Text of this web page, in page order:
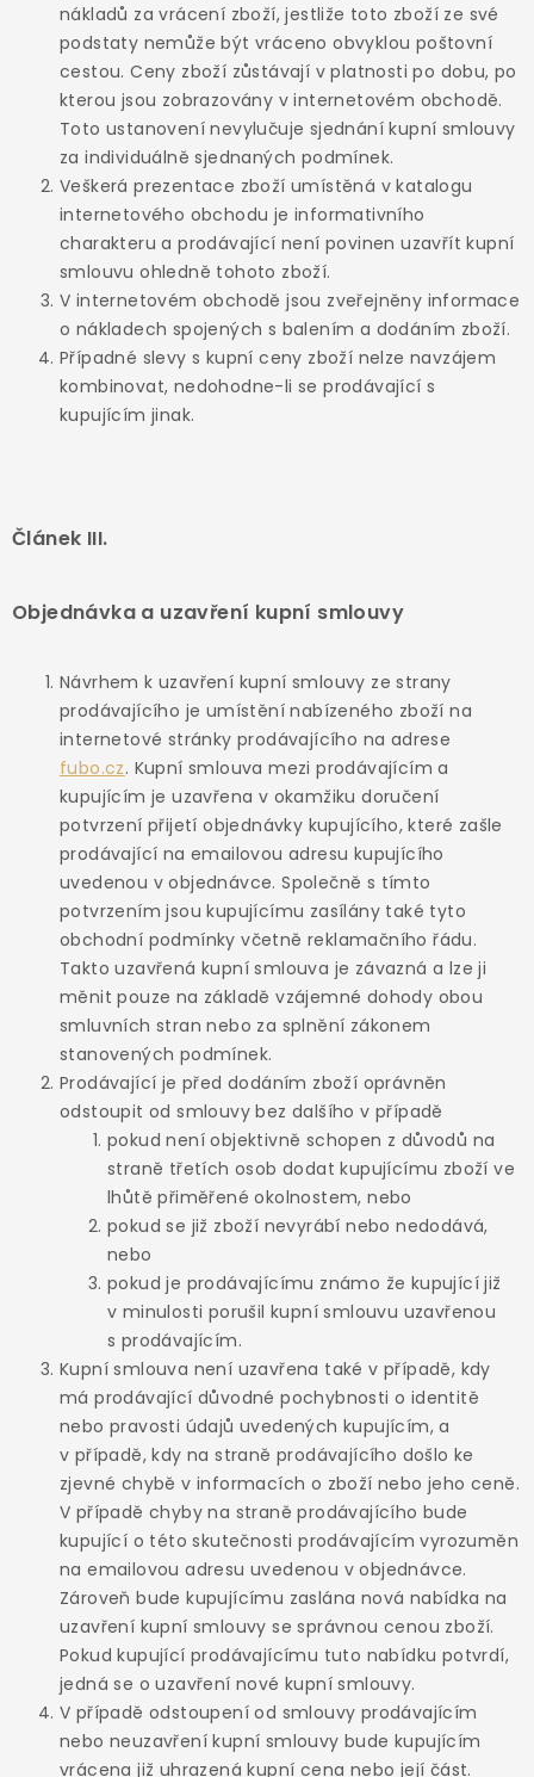
nákladů za vrácení zboží, jestliže toto zboží ze své
podstaty nemůže být vráceno obvyklou poštovní
cestou. Ceny zboží zůstávají v platnosti po dobu, po
kterou jsou zobrazovány v internetovém obchodě.
Toto ustanovení nevylučuje sjednání kupní smlouvy
za individuálně sjednaných podmínek.
Veškerá prezentace zboží umístěná v katalogu
internetového obchodu je informativního
charakteru a prodávající není povinen uzavřít kupní
smlouvu ohledně tohoto zboží.
V internetovém obchodě jsou zveřejněny informace
o nákladech spojených s balením a dodáním zboží.
Případné slevy s kupní ceny zboží nelze navzájem
kombinovat, nedohodne-li se prodávající s
kupujícím jinak.
Článek III.
Objednávka a uzavření kupní smlouvy
Návrhem k uzavření kupní smlouvy ze strany
prodávajícího je umístění nabízeného zboží na
internetové stránky prodávajícího na adrese
fubo.cz. Kupní smlouva mezi prodávajícím a
kupujícím je uzavřena v okamžiku doručení
potvrzení přijetí objednávky kupujícího, které zašle
prodávající na emailovou adresu kupujícího
uvedenou v objednávce. Společně s tímto
potvrzením jsou kupujícímu zasílány také tyto
obchodní podmínky včetně reklamačního řádu.
Takto uzavřená kupní smlouva je závazná a lze ji
měnit pouze na základě vzájemné dohody obou
smluvních stran nebo za splnění zákonem
stanovených podmínek.
Prodávající je před dodáním zboží oprávněn
odstoupit od smlouvy bez dalšího v případě
pokud není objektivně schopen z důvodů na
straně třetích osob dodat kupujícímu zboží ve
lhůtě přiměřené okolnostem, nebo
pokud se již zboží nevyrábí nebo nedodává,
nebo
pokud je prodávajícímu známo že kupující již
v minulosti porušil kupní smlouvu uzavřenou
s prodávajícím.
Kupní smlouva není uzavřena také v případě, kdy
má prodávající důvodné pochybnosti o identitě
nebo pravosti údajů uvedených kupujícím, a
v případě, kdy na straně prodávajícího došlo ke
zjevné chybě v informacích o zboží nebo jeho ceně.
V případě chyby na straně prodávajícího bude
kupující o této skutečnosti prodávajícím vyrozuměn
na emailovou adresu uvedenou v objednávce.
Zároveň bude kupujícímu zaslána nová nabídka na
uzavření kupní smlouvy se správnou cenou zboží.
Pokud kupující prodávajícímu tuto nabídku potvrdí,
jedná se o uzavření nové kupní smlouvy.
V případě odstoupení od smlouvy prodávajícím
nebo neuzavření kupní smlouvy bude kupujícím
vrácena již uhrazená kupní cena nebo její část.